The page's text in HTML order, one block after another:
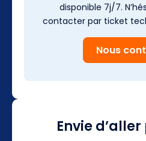
disponible 7j/7.
contacter par ticket
Nous
Envie